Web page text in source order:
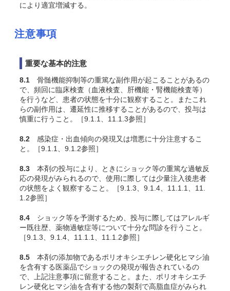
により適宜増減する。
注意事項
重要な基本的注意
8.1 骨髄機能抑制等の重篤な副作用が起こることがあるの
で、頻回に臨床検査（血液検査、肝機能・腎機能検査等）
を行うなど、患者の状態を十分に観察すること。またこれ
らの副作用は、遷延性に推移することがあるので、投与は
慎重に行うこと。［9.1.1、11.1.3参照］
8.2 感染症・出血傾向の発現又は増悪に十分注意するこ
と。［9.1.1、9.1.2参照］
8.3 本剤の投与により、ときにショック等の重篤な過敏反
応の発現がみられるので、使用に際しては少量注入後患者
の状態をよく観察すること。［9.1.3、9.1.4、11.1.1、11.
1.2参照］
8.4 ショック等を予測するため、投与に際してはアレルギ
ー既往歴、薬物過敏症等について十分な問診を行うこと。
［9.1.3、9.1.4、11.1.1、11.1.2参照］
8.5 本剤の添加物であるポリオキシエチレン硬化ヒマシ油
を含有する医薬品でショックの発現が報告されているの
で、上記注意事項に留意すること。また、ポリオキシエチ
レン硬化ヒマシ油を含有する他の製剤で高脂血症がみられ